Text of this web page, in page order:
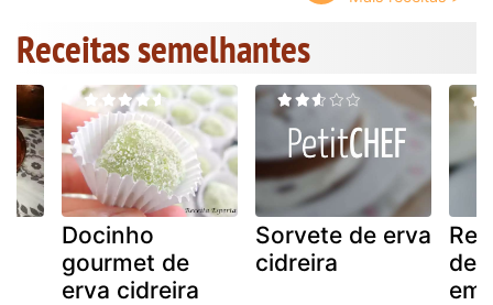
Receitas semelhantes
Docinho
gourmet de
erva cidreira
Sorvete de erva
cidreira
de